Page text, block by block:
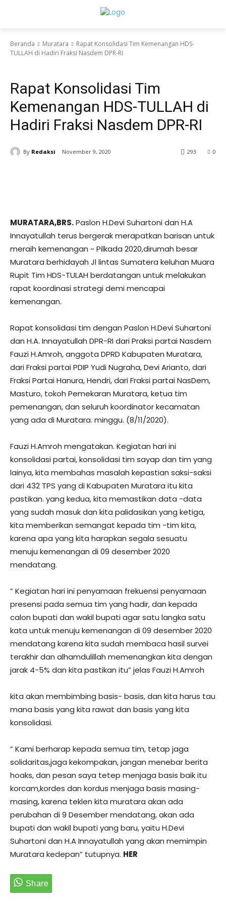
Beranda Muratara
Rapat Konsolidasi Tim Kemenangan HDS-
TULLAH di Hadiri Fraksi Nasdem DPR-RI
Rapat Konsolidasi Tim
Kemenangan HDS-TULLAH di
Hadiri Fraksi Nasdem DPR-RI
By Redaksi November 9, 2020 0
293
MURATARA,BRS.Paslon H.Devi Suhartoni dan H.A
Innayatullah terus bergerak merapatkan barisan untuk
meraih kemenangan ~ Pilkada 2020,dirumah besar
Muratara berhidayah Jl lintas Sumatera keluhan Muara
Rupit Tim HDS-TULAH berdatangan untuk melakukan
rapat koordinasi strategi demi mencapai
kemenangan.
Rapat konsolidasi tim dengan Paslon H.Devi Suhartoni
dan H.A. Innayatullah DPR-RI dari Praksi partai Nasdem
Fauzi H.Amroh, anggota DPRD Kabupaten Muratara,
dari Fraksi partai PDIP Yudi Nugraha, Devi Arianto, dari
Fraksi Partai Hanura, Hendri, dari Fraksi partai NasDem,
Masturo, tokoh Pemekaran Muratara, ketua tim
pemenangan, dan seluruh koordinator kecamatan
yang ada di Muratara. minggu. (8/11/2020).
Fauzi H.Amroh mengatakan. Kegiatan hari ini
konsolidasi partai, konsolidasi tim sayap dan tim yang
lainya, kita membahas masalah kepastian saksi-saksi
dari 432 TPS yang di Kabupaten Muratara itu kita
pastikan. yang kedua, kita memastikan data -data
yang sudah masuk dan kita palidasikan yang ketiga,
kita memberikan semangat kepada tim -tim kita,
karena apa yang kita harapkan segala sesuatu
menuju kemenangan di 09 desember 2020
mendatang.
” Kegiatan hari ini penyamaan frekuensi penyamaan
presensi pada semua tim yang hadir, dan kepada
calon bupati dan wakil bupati agar satu langka satu
kata untuk menuju kemenangan di 09 desember 2020
mendatang karena kita sudah membaca hasil survei
terakhir dan alhamdulillah memenangkan kita dengan
jarak 4-5% dan kita pastikan itu” jelas Fauzi H.Amroh
kita akan membimbing basis- basis, dan kita harus tau
mana basis yang kita rawat dan basis yang kita
konsolidasi.
” Kami berharap kepada semua tim, tetap jaga
solidaritas,jaga kekompakan, jangan menebar berita
hoaks, dan pesan saya tetep menjaga basis baik itu
korcam,kordes dan kordus menjaga basis masing-
masing, karena teklen kita muratara akan ada
perubahan di 9 Desember mendatang, akan ada
bupati dan wakil bupati yang baru, yaitu H.Devi
Suhartoni dan H.A Innayatullah yang akan memimpin
Muratara kedepan” tutupnya. HER